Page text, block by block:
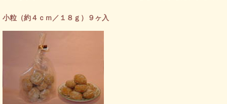
小粒（約４ｃｍ／１８ｇ）９ヶ入